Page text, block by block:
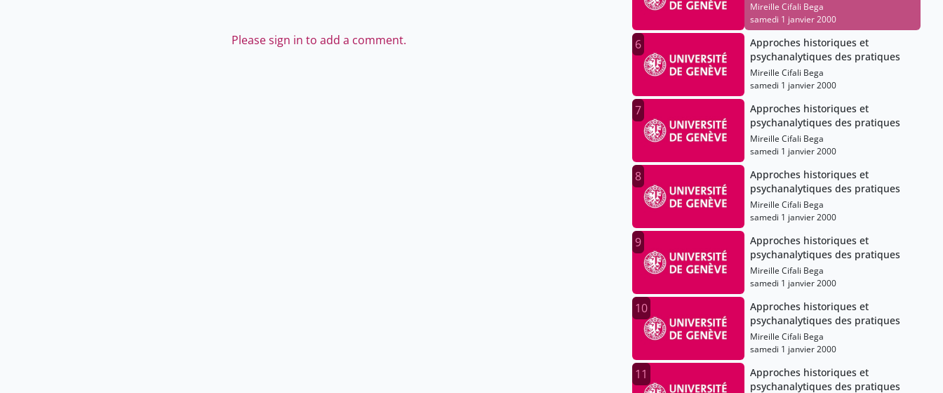
Please sign in to add a comment.
Mireille Cifali Bega
samedi 1 janvier 2000
6
Approches historiques et
psychanalytiques des pratiques
Mireille Cifali Bega
samedi 1 janvier 2000
7
Approches historiques et
psychanalytiques des pratiques
Mireille Cifali Bega
samedi 1 janvier 2000
8
Approches historiques et
psychanalytiques des pratiques
Mireille Cifali Bega
samedi 1 janvier 2000
9
Approches historiques et
psychanalytiques des pratiques
Mireille Cifali Bega
samedi 1 janvier 2000
10
Approches historiques et
psychanalytiques des pratiques
Mireille Cifali Bega
samedi 1 janvier 2000
11
Approches historiques et
psychanalytiques des pratiques